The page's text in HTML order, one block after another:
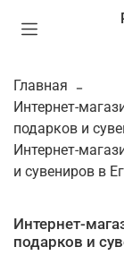
Главная
Интернет-
подарков и
Интернет-
и сувениров в
Интернет-
подарков и